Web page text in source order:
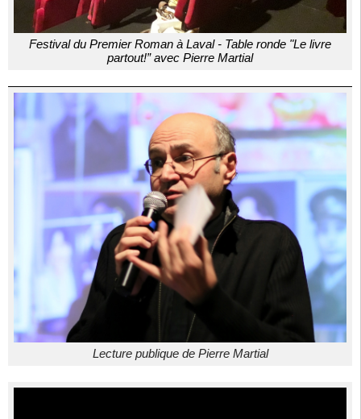
Festival du Premier Roman à Laval - Table ronde "Le livre
partout!” avec Pierre Martial
Lecture publique de Pierre Martial